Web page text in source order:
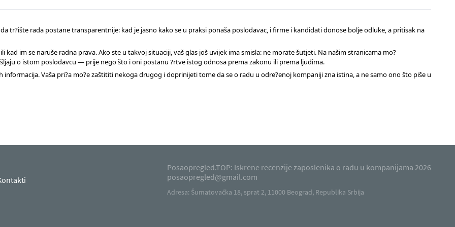
tr?ište rada postane transparentnije: kad je jasno kako se u praksi ponaša poslodavac, i firme i kandidati donose bolje odluke, a pritisak na
im se naruše radna prava. Ako ste u takvoj situaciji, vaš glas još uvijek ima smisla: ne morate šutjeti. Na našim stranicama mo?
o istom poslodavcu — prije nego što i oni postanu ?rtve istog odnosa prema zakonu ili prema ljudima.
Vaša pri?a mo?e zaštititi nekoga drugog i doprinijeti tome da se o radu u odre?enoj kompaniji zna istina, a ne samo ono što piše u
Posaopregled.TOP: Iskrene recenzije zaposlenika o radu u kompanijama 2026
posaopregled@gmail.com
Adresa: Šumatovačka 18, sprat 2, 11000 Beograd, Republika Srbija